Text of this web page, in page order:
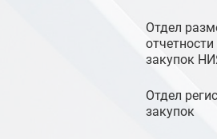
Отдел
закупок
Отдел
закупок